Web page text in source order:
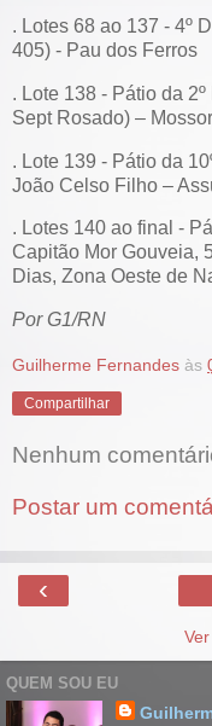
. Lotes 68 ao 137 - 4º
405) - Pau dos Ferros
. Lote 138 - Pátio da
Sept Rosado) –
. Lote 139 - Pátio da
João Celso Filho –
. Lotes 140 ao final -
Capitão Mor Gouveia,
Dias, Zona Oeste de
Por G1/RN
Guilherme Fernandes às
Compartilhar
Nenhum
Postar um
‹
QUEM SOU EU